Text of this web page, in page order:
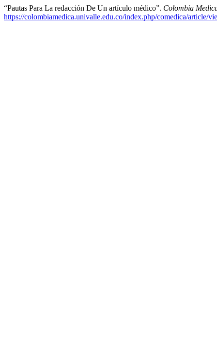
“Pautas Para La redacción De Un artículo médico”. Colombia
https://colombiamedica.univalle.edu.co/index.php/comedica/article/